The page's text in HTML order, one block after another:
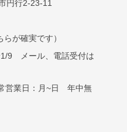
円行2-23-11
が確実です）
9 メール、電話受付は
営業日：月~日 年中無